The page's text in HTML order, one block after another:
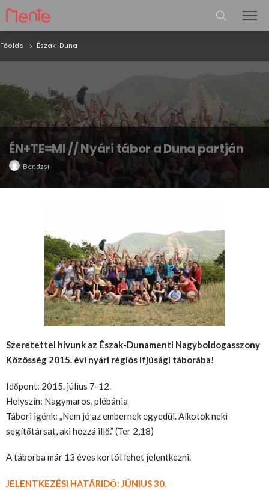
Főoldal Észak-Duna
ÉN+TE=MI // Nyári tábor a Duna partján
Bendzsi
Szeretettel hívunk az Észak-Dunamenti Nagyboldogasszony
Közösség 2015. évi nyári régiós ifjúsági táborába!
Időpont: 2015. július 7-12.
Helyszín: Nagymaros, plébánia
Tábori igénk: „Nem jó az embernek egyedül. Alkotok neki
segítőtársat, aki hozzá illő.” (Ter 2,18)
A táborba már 13 éves kortól lehet jelentkezni.
JELENTKEZÉSI HATÁRIDŐ: JÚNIUS 30.